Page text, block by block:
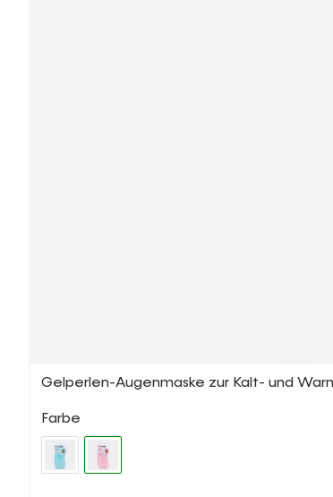
Gelperlen-Augenmaske zur Kalt- und
Farbe